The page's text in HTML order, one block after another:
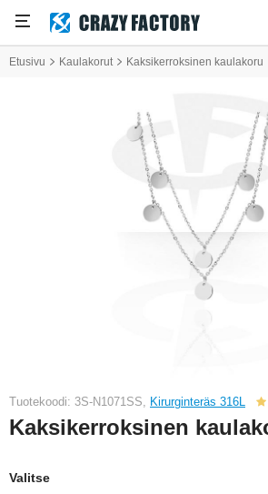
Etusivu Kaulakorut Kaksikerroksinen kaulakoru
Tuotekoodi: 3S-N1071SS, Kirurginteräs 316L
Kaksikerroksinen
Valitse